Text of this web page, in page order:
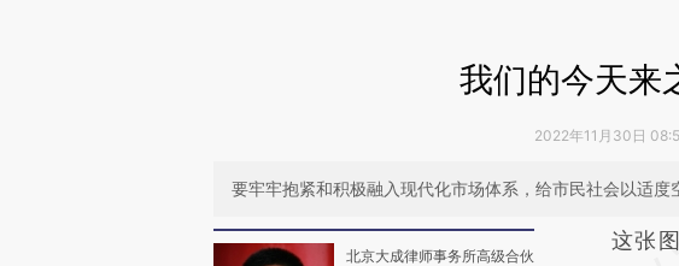
我们的今天来
2022年11月30日
要牢牢抱紧和积极融入现代化市场体系，给市民社会以适度
北京大成律师事务所高级合伙
请务必在
这张图